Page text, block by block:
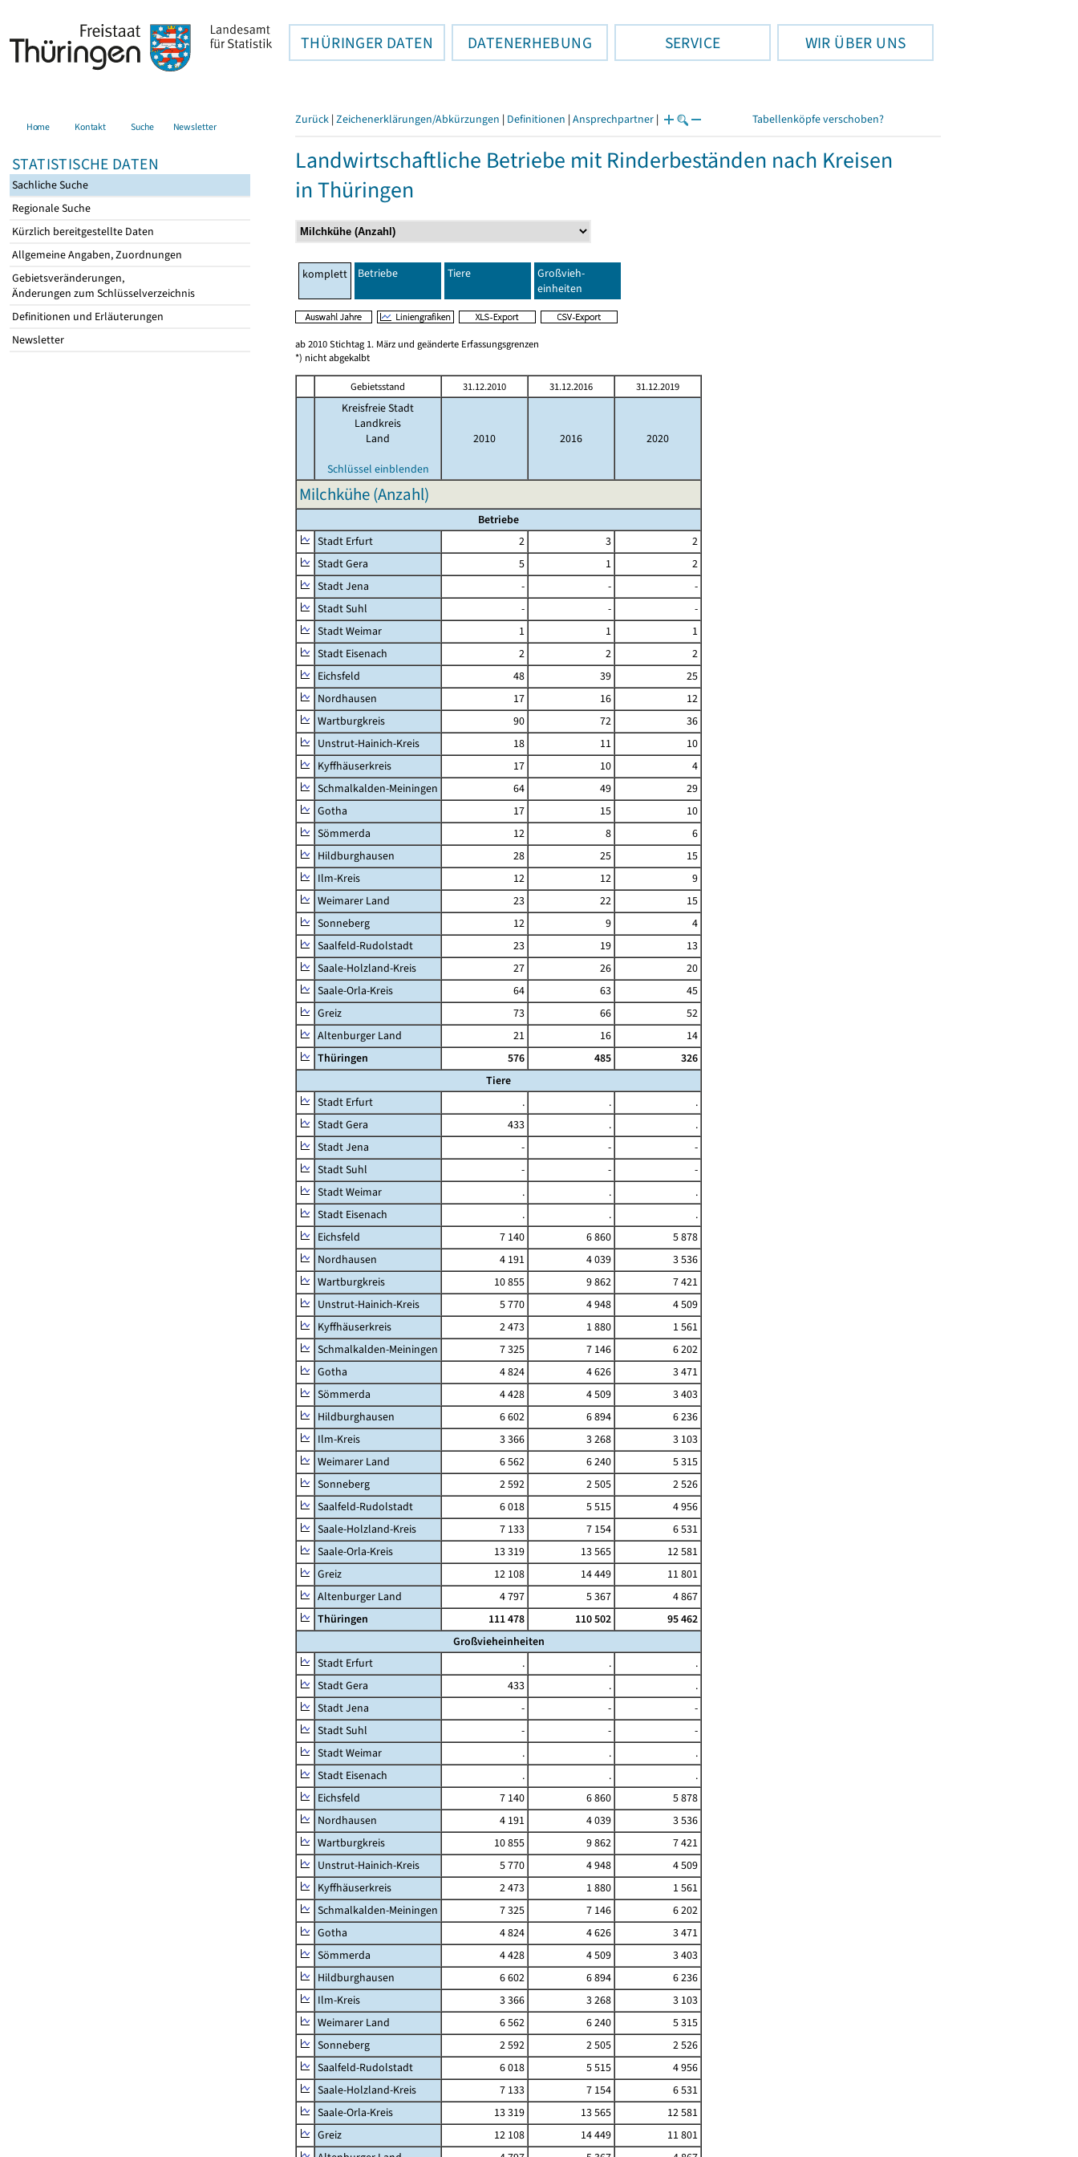
THÜRINGER DATEN DATENERHEBUNG SERVICE WIR ÜBER UNS
Home Kontakt Suche Newsletter
STATISTISCHE DATEN
Sachliche Suche
Regionale Suche
Kürzlich bereitgestellte Daten
Allgemeine Angaben, Zuordnungen
Gebietsveränderungen,
Änderungen zum Schlüsselverzeichnis
Definitionen und Erläuterungen
Newsletter
Zurück | Zeichenerklärungen/Abkürzungen | Definitionen | Ansprechpartner | Tabellenköpfe verschoben?
Landwirtschaftliche Betriebe mit Rinderbeständen nach Kreisen
in Thüringen
komplett Betriebe Tiere
Großvieh-
einheiten
ab 2010 Stichtag 1. März und geänderte Erfassungsgrenzen
*) nicht abgekalbt
Gebietsstand 31.12.2010 31.12.2016 31.12.2019
Kreisfreie Stadt
Landkreis
Land
Schlüssel einblenden
2010 2016 2020
Milchkühe (Anzahl)
Betriebe
Stadt Erfurt
2 3
2
Stadt Gera
5 1
2
Stadt Jena
- -
-
Stadt Suhl
- -
-
Stadt Weimar
1 1
1
Stadt Eisenach
2 2
2
Eichsfeld
48 39
25
Nordhausen
17 16
12
Wartburgkreis
90 72
36
Unstrut-Hainich-Kreis
18 11
10
Kyffhäuserkreis
17 10
4
Schmalkalden-Meiningen
64 49
29
Gotha
17 15
10
Sömmerda
12 8
6
Hildburghausen
28 25
15
Ilm-Kreis
12 12
9
Weimarer Land
23 22
15
Sonneberg
12 9
4
Saalfeld-Rudolstadt
23 19
13
Saale-Holzland-Kreis
27 26
20
Saale-Orla-Kreis
64 63
45
Greiz
73 66
52
Altenburger Land
21 16
14
Thüringen
576 485
326
Tiere
Stadt Erfurt
. .
.
Stadt Gera
433 .
.
Stadt Jena
- -
-
Stadt Suhl
- -
-
Stadt Weimar
. .
.
Stadt Eisenach
. .
.
Eichsfeld
7 140 6 860
5 878
Nordhausen
4 191 4 039
3 536
Wartburgkreis
10 855 9 862
7 421
Unstrut-Hainich-Kreis
5 770 4 948
4 509
Kyffhäuserkreis
2 473 1 880
1 561
Schmalkalden-Meiningen
7 325 7 146
6 202
Gotha
4 824 4 626
3 471
Sömmerda
4 428 4 509
3 403
Hildburghausen
6 602 6 894
6 236
Ilm-Kreis
3 366 3 268
3 103
Weimarer Land
6 562 6 240
5 315
Sonneberg
2 592 2 505
2 526
Saalfeld-Rudolstadt
6 018 5 515
4 956
Saale-Holzland-Kreis
7 133 7 154
6 531
Saale-Orla-Kreis
13 319 13 565
12 581
Greiz
12 108 14 449
11 801
Altenburger Land
4 797 5 367
4 867
Thüringen
111 478 110 502
95 462
Großvieheinheiten
Stadt Erfurt
. .
.
Stadt Gera
433 .
.
Stadt Jena
- -
-
Stadt Suhl
- -
-
Stadt Weimar
. .
.
Stadt Eisenach
. .
.
Eichsfeld
7 140 6 860
5 878
Nordhausen
4 191 4 039
3 536
Wartburgkreis
10 855 9 862
7 421
Unstrut-Hainich-Kreis
5 770 4 948
4 509
Kyffhäuserkreis
2 473 1 880
1 561
Schmalkalden-Meiningen
7 325 7 146
6 202
Gotha
4 824 4 626
3 471
Sömmerda
4 428 4 509
3 403
Hildburghausen
6 602 6 894
6 236
Ilm-Kreis
3 366 3 268
3 103
Weimarer Land
6 562 6 240
5 315
Sonneberg
2 592 2 505
2 526
Saalfeld-Rudolstadt
6 018 5 515
4 956
Saale-Holzland-Kreis
7 133 7 154
6 531
Saale-Orla-Kreis
13 319 13 565
12 581
Greiz
12 108 14 449
11 801